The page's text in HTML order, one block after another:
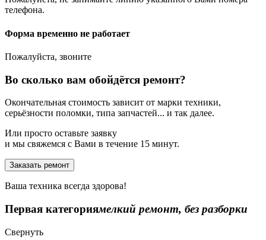
телефона.
Форма временно не работает
Пожалуйста, звоните
Во сколько вам обойдётся ремонт?
Окончательная стоимость зависит от марки техники,
серьёзности поломки, типа запчастей... и так далее.
Или просто оставьте заявку
и мы свяжемся с Вами в течение 15 минут.
Заказать ремонт
Ваша техника всегда здорова!
Первая категориямелкий ремонт, без разборки
Свернуть